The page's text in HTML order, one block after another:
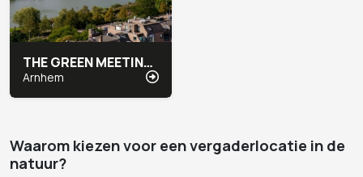
THE GREEN MEETING CENTER ARNHEM
Arnhem
Waarom kiezen voor een vergaderlocatie in de
natuur?